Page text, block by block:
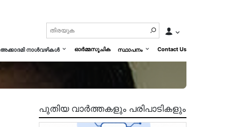
അക്കാദമി നാൾവഴികൾ ഓർമ്മസൂചിക സ്ഥാപനം Contact Us
പുതിയ വാർത്തകളും പരിപാടികളും